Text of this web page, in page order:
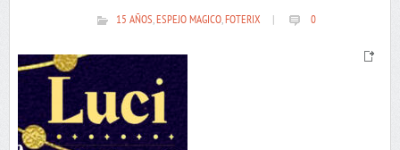
15 AÑOS,ESPEJO MAGICO,FOTERIX 0